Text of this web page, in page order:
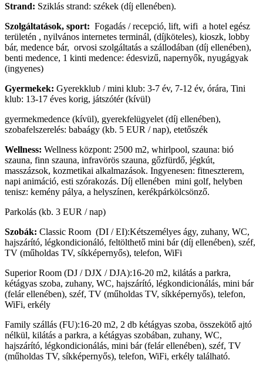
Strand: Sziklás strand: székek (díj ellenében).
Szolgáltatások, sport: Fogadás / recepció, lift, wifi a hotel egész
területén , nyilvános internetes terminál, (díjköteles), kioszk, lobby
bár, medence bár, orvosi szolgáltatás a szállodában (díj ellenében),
benti medence, 1 kinti medence: édesvizű, napernyők, nyugágyak
(ingyenes)
Gyermekek: Gyerekklub / mini klub: 3-7 év, 7-12 év, órára, Tini
klub: 13-17 éves korig, játszótér (kívül)
gyermekmedence (kívül), gyerekfelügyelet (díj ellenében),
szobafelszerelés: babaágy (kb. 5 EUR / nap), etetőszék
Wellness: Wellness központ: 2500 m2, whirlpool, szauna: bió
szauna, finn szauna, infravörös szauna, gőzfürdő, jégkút,
masszázsok, kozmetikai alkalmazások. Ingyenesen: fitneszterem,
napi animáció, esti szórakozás. Díj ellenében mini golf, helyben
tenisz: kemény pálya, a helyszínen, kerékpárkölcsönző.
Parkolás (kb. 3 EUR / nap)
Szobák: Classic Room (DI / EI):Kétszemélyes ágy, zuhany, WC,
hajszárító, légkondicionáló, feltölthető mini bár (díj ellenében), széf,
TV (műholdas TV, síkképernyős), telefon, WiFi
Superior Room (DJ / DJX / DJA):16-20 m2, kilátás a parkra,
kétágyas szoba, zuhany, WC, hajszárító, légkondicionálás, mini bár
(felár ellenében), széf, TV (műholdas TV, síkképernyős), telefon,
WiFi, erkély
Family szállás (FU):16-20 m2, 2 db kétágyas szoba, összekötő ajtó
nélkül, kilátás a parkra, a kétágyas szobában, zuhany, WC,
hajszárító, légkondicionálás, mini bár (felár ellenében), széf, TV
(műholdas TV, síkképernyős), telefon, WiFi, erkély található.